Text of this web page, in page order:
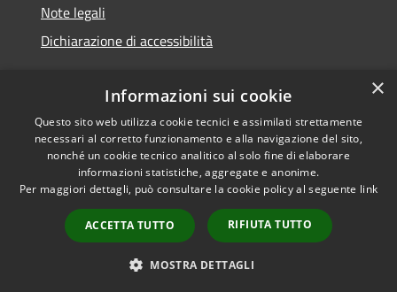
Note legali
Dichiarazione di accessibilità
RSS
Accessibilità
Cookie
Mappa del sito
Intranet
Copyright © 2026 • Comune di
Nurallao • Powered by
Municipium•Accesso
redazione
×
Informazioni sui cookie
Questo sito web utilizza cookie tecnici e assimilati strettamente
necessari al corretto funzionamento e alla navigazione del sito,
nonché un cookie tecnico analitico al solo fine di elaborare
informazioni statistiche, aggregate e anonime.
Per maggiori dettagli, può consultare la cookie policy al seguente link
ACCETTA TUTTO RIFIUTA TUTTO
MOSTRA DETTAGLI